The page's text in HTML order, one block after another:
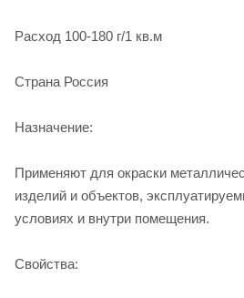
Расход 100-180 г/1 кв.м
Страна Россия
Назначение:
Применяют для окраски
изделий и объектов,
условиях и внутри помещения.
Свойства: